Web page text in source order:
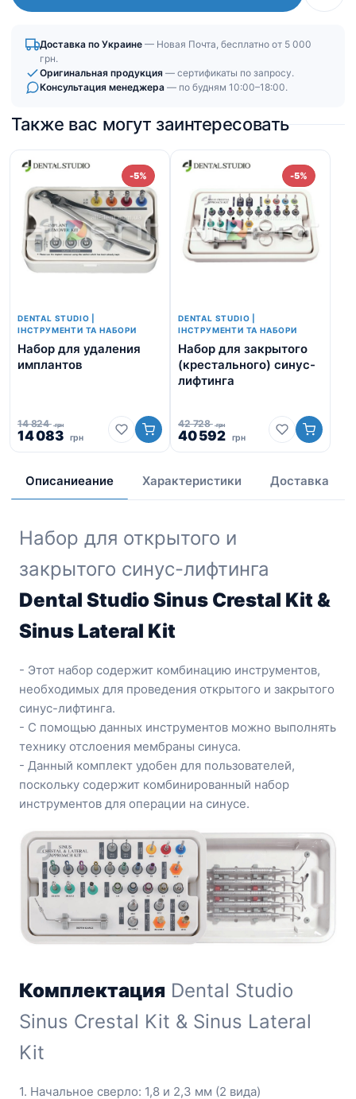
грн.
Доставка по Украине — Новая Почта, бесплатно от 5 000
грн.
Оригинальная продукция — сертификаты по запросу.
Консультация менеджера — по будням 10:00–18:00.
Также вас могут заинтересовать
-5%
DENTAL STUDIO |
ІНСТРУМЕНТИ ТА НАБОРИ
Набор для удаления
имплантов
14 824 грн
Первоначальная
цена
14
824
грн.
14 083 грнТекущая
цена:
083
грн.
-5%
DENTAL STUDIO |
ІНСТРУМЕНТИ ТА НАБОРИ
Набор для закрытого
(крестального) синус-
лифтинга
42 728 грн
Первоначальная
цена
42
728
грн.
40 592 грнТекущая
цена:
592
грн.
Описаниеание Характеристики Доставка
Набор для открытого и
закрытого синус-лифтинга
Dental Studio Sinus Crestal Kit &
Sinus Lateral Kit
- Этот набор содержит комбинацию инструментов,
необходимых для проведения открытого и закрытого
синус-лифтинга.
- С помощью данных инструментов можно выполнять
технику отслоения мембраны синуса.
- Данный комплект удобен для пользователей,
поскольку содержит комбинированный набор
инструментов для операции на синусе.
Комплектация Dental Studio
Sinus Crestal Kit & Sinus Lateral
Kit
1. Начальное сверло: 1,8 и 2,3 мм (2 вида)